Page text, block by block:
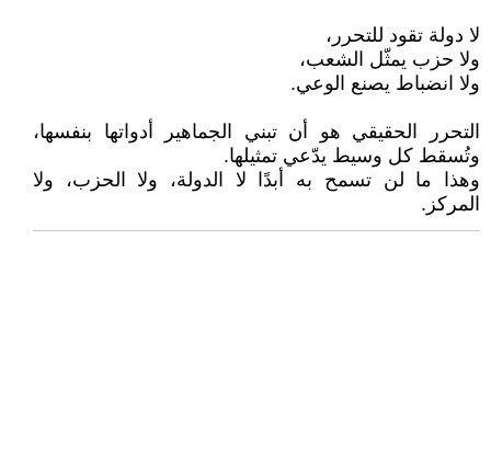
لا دولة تقود للتحرر،
ولا حزب يمثّل الشعب،
ولا انضباط يصنع الوعي.
التحرر الحقيقي هو أن تبني الجماهير أدواتها بنفسها،
وتُسقط كل وسيط يدّعي تمثيلها.
وهذا ما لن تسمح به أبدًا لا الدولة، ولا الحزب، ولا
المركز.